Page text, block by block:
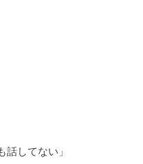
してない」